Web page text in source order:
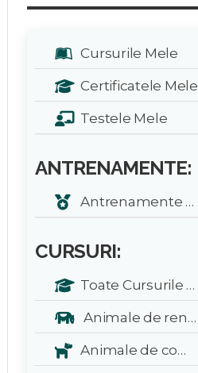
Cursurile Mele
Certificatele Mele
Testele Mele
ANTRENAMENTE:
Antrenamente zilnice
CURSURI:
Toate Cursurile Veterinarul:
Animale de renta
Animale de companie